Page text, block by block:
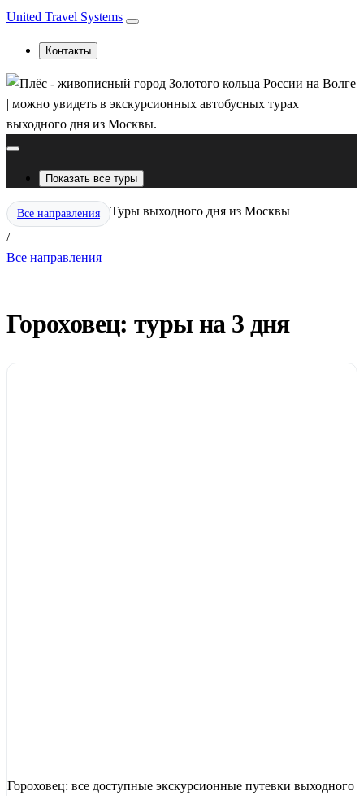
United Travel Systems
Контакты
Показать все туры
Все направления
/
Туры выходного дня из Москвы
Все направления
Гороховец: туры на 3 дня
Гороховец: все доступные экскурсионные путевки выходного